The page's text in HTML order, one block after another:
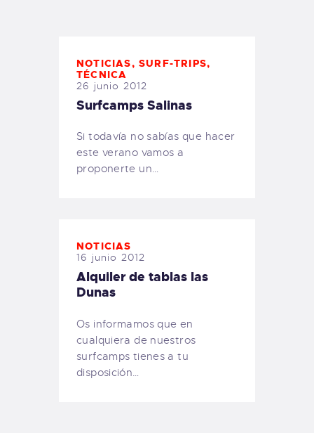
NOTICIAS,SURF-TRIPS,
TÉCNICA
26 junio 2012
Surfcamps Salinas
Si todavía no sabías que hacer
este verano vamos a
proponerte un…
NOTICIAS
16 junio 2012
Alquiler de tablas las
Dunas
Os informamos que en
cualquiera de nuestros
surfcamps tienes a tu
disposición…